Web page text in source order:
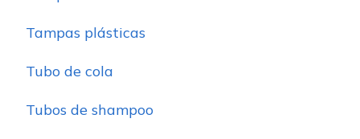
Tampas plásticas
Tubo de cola
Tubos de shampoo